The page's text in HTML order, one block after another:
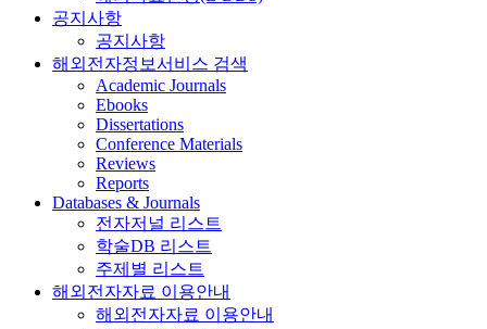
공지사항
공지사항
해외전자정보서비스 검색
Academic Journals
Ebooks
Dissertations
Conference Materials
Reviews
Reports
Databases & Journals
전자저널 리스트
학술DB 리스트
주제별 리스트
해외전자자료 이용안내
해외전자자료 이용안내